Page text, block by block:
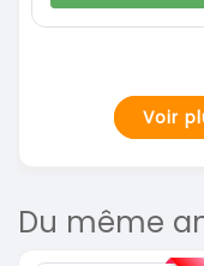
Voir
Du même